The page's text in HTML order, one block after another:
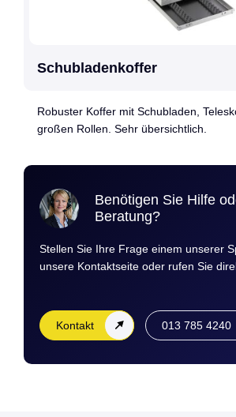
Schubladenkoffer
Robuster Koffer mit Schubladen,
großen Rollen. Sehr übersichtlich.
Benötigen Sie Hilfe
Beratung?
Stellen Sie Ihre Frage einem unserer
unsere Kontaktseite oder rufen Sie
Kontakt 013 785 4240